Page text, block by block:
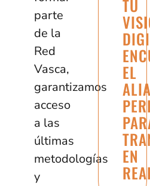
parte
de la
Red
Vasca,
garantizamos
acceso
a las
últimas
metodologías
y
TU
EL
EN